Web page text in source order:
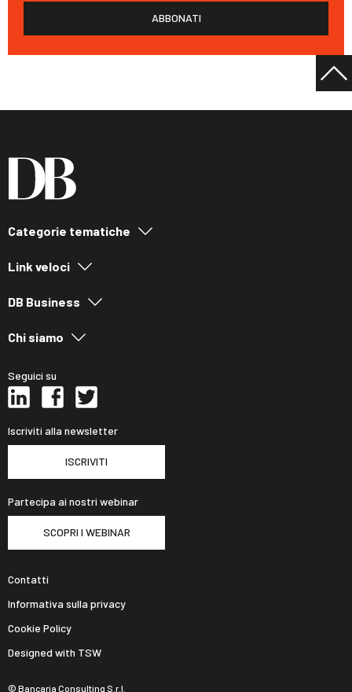
ABBONATI
Categorie tematiche
Link veloci
DB Business
Chi siamo
Seguici su
Iscriviti alla newsletter
ISCRIVITI
Partecipa ai nostri webinar
SCOPRI I WEBINAR
© Bancaria Consulting S.r.l.
Contatti
Informativa sulla privacy
Cookie Policy
Designed with TSW